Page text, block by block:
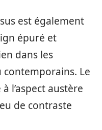
est également
épuré et
dans les
contemporains. Le
l’aspect austère
de contraste